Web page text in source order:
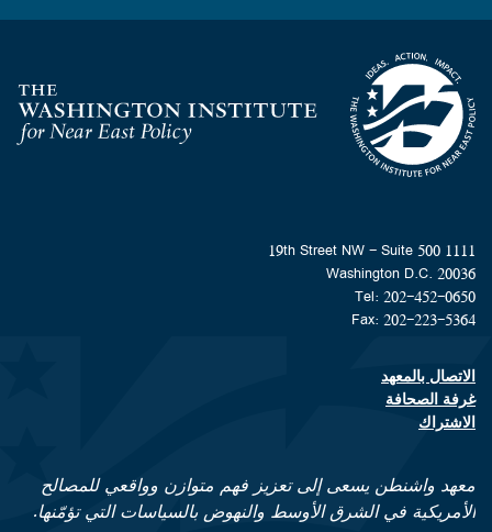
Homepage
1111 19th Street NW - Suite 500
Washington D.C. 20036
Tel: 202-452-0650
Fax: 202-223-5364
Footer contact links
الاتصال بالمعهد
غرفة الصحافة
الاشتراك
معهد واشنطن يسعى إلى تعزيز فهم متوازن وواقعي للمصالح
الأمريكية في الشرق الأوسط والنهوض بالسياسات التي تؤمّنها.